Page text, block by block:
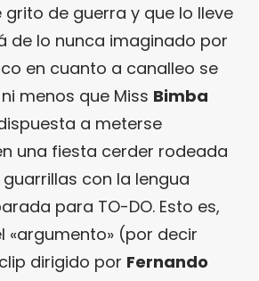
de guerra y que lo lleve
de lo nunca imaginado por
en cuanto a canalleo se
menos que Miss Bimba
a meterse
una fiesta cerder rodeada
con la lengua
para TO-DO. Esto es,
«argumento» (por decir
dirigido por Fernando